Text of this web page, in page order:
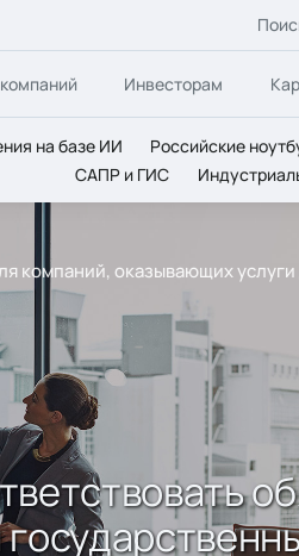
Инвесторам
на базе ИИ Российские
САПР и ГИС
оказывающих